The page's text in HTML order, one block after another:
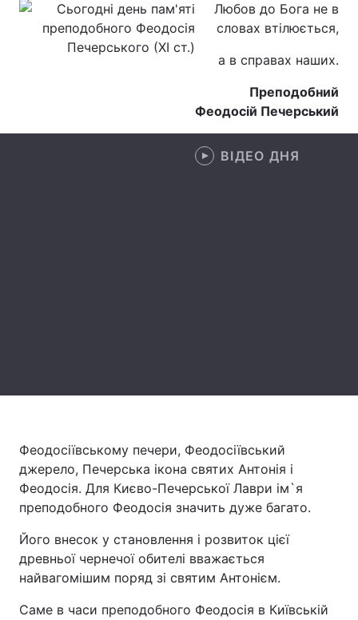
Здоров'я Туризм
Цікавинки Погода
Екологія Регіони
Лонгріди
Любов до Бога не в
словах втілюється,
а в справах наших.
Преподобний
Феодосій Печерський
ВІДЕО ДНЯ
Феодосіївському печери, Феодосіївський
джерело, Печерська ікона святих Антонія і
Феодосія. Для Києво-Печерської Лаври ім`я
преподобного Феодосія значить дуже багато.
Його внесок у становлення і розвиток цієї
древньої чернечої обителі вважається
найвагомішим поряд зі святим Антонієм.
Саме в часи преподобного Феодосія в Київській